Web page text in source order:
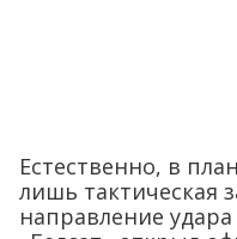
Естественно, в
лишь тактическая
направление